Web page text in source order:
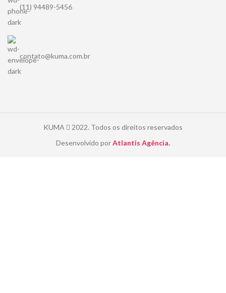
(11) 94489-5456
contato@kuma.com.br
KUMA
2022. Todos os direitos reservados
Desenvolvido porAtlantis Agência.